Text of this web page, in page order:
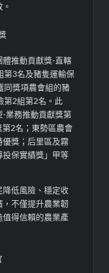
體推動貢獻獎-直轄
第3名及豬隻運輸保
同獎項農會組的豬
第2組第2名。此
業務推動貢獻獎第
2名；東勢區農會
優獎；后里區及霧
投保實績獎」甲等
降低風險、穩定收
，不僅提升農業韌
得信賴的農業產